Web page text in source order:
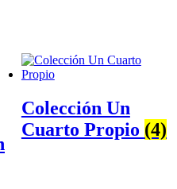
Colección Un
Cuarto Propio (4)